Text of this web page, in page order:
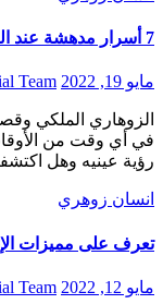
7 أسرار مدهشة عند الزوهاري الملكي وقصته العجيبة
مايو 19, 2022 Team
الزوهاري الملكي
في أي وقت من
رؤية عينيه وهل
انسان زوهري
تعرف على مميزات
مايو 12, 2022 Team